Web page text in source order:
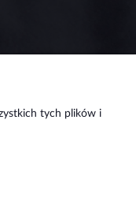
tych plików i